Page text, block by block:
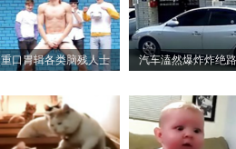
重口胃辑各类脑残人士 汽车溘然爆炸炸绝